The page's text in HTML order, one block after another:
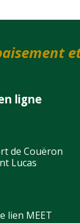
ligne
de Couëron
Lucas
lien MEET